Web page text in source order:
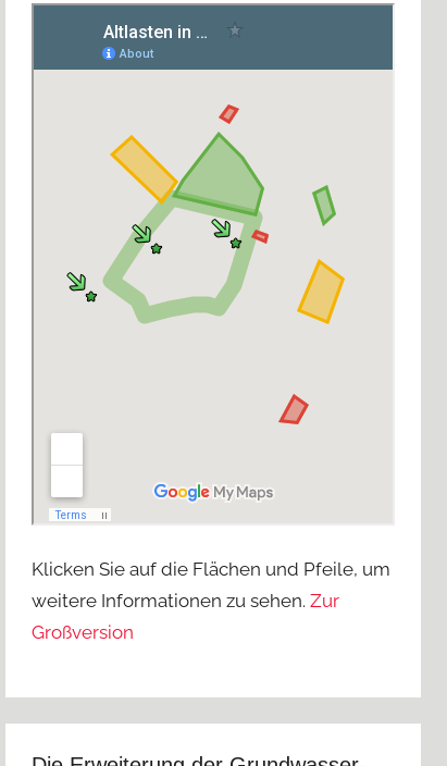
Klicken Sie auf die Flächen und Pfeile, um
weitere Informationen zu sehen.Zur
Großversion